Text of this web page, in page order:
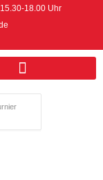
18.00 Uhr